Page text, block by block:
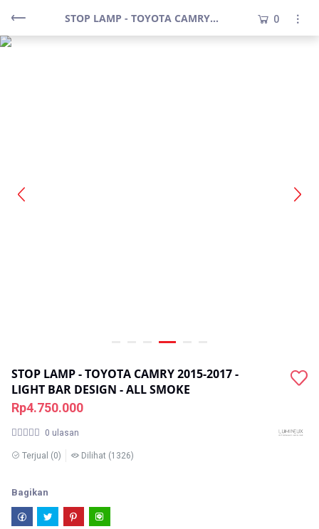
STOP LAMP - TOYOTA CAMRY 2015-2017 - LIGHT BAR DESIGN - ALL SMOKE 0
STOP LAMP - TOYOTA CAMRY 2015-2017 -
LIGHT BAR DESIGN - ALL SMOKE
Rp4.750.000
0 ulasan
Terjual (0) Dilihat (1326)
Bagikan